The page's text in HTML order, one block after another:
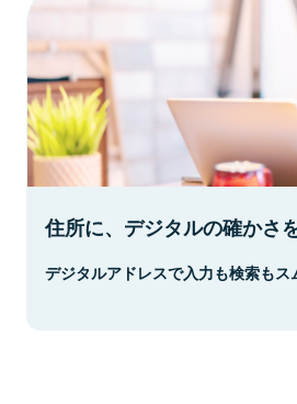
住所に、デジタルの確かさを
デジタルアドレスで入力も検索もス